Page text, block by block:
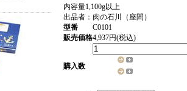
内容量1,100g以上
出品者：肉の石川（座間）
型番
C0101
販売価格4,937円(税込)
購入数